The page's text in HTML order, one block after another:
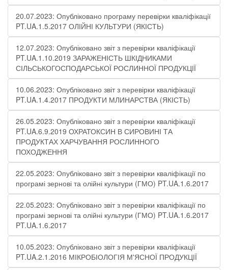
20.07.2023: Опубліковано програму перевірки кваліфікації
PT.UA.1.5.2017 ОЛІЙНІ КУЛЬТУРИ (ЯКІСТЬ)
12.07.2023: Опубліковано звіт з перевірки кваліфікації
PT.UA.1.10.2019 ЗАРАЖЕНІСТЬ ШКІДНИКАМИ
СІЛЬСЬКОГОСПОДАРСЬКОЇ РОСЛИННОЇ ПРОДУКЦІЇ
10.06.2023: Опубліковано звіт з перевірки кваліфікації
PT.UA.1.4.2017 ПРОДУКТИ МЛИНАРСТВА (ЯКІСТЬ)
26.05.2023: Опубліковано звіт з перевірки кваліфікації
PT.UA.6.9.2019 ОХРАТОКСИН В СИРОВИНІ ТА
ПРОДУКТАХ ХАРЧУВАННЯ РОСЛИННОГО
ПОХОДЖЕННЯ
22.05.2023: Опубліковано звіт з перевірки кваліфікації по
програмі зернові та олійні культури (ГМО) PT.UA.1.6.2017
22.05.2023: Опубліковано звіт з перевірки кваліфікації по
програмі зернові та олійні культури (ГМО) PT.UA.1.6.2017
PT.UA.1.6.2017
10.05.2023: Опубліковано звіт з перевірки кваліфікації
PT.UA.2.1.2016 МІКРОБІОЛОГІЯ М'ЯСНОЇ ПРОДУКЦІЇ